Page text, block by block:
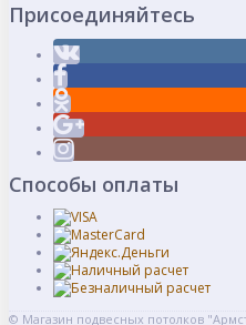
Присоединяйтесь
Способы оплаты
© Магазин подвесных потолков